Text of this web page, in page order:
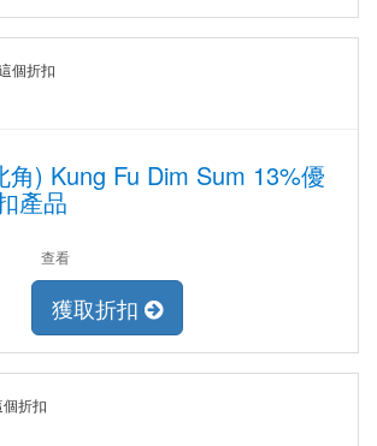
個折扣
角) Kung Fu Dim Sum 13%優
產品
查看
獲取折扣
折扣